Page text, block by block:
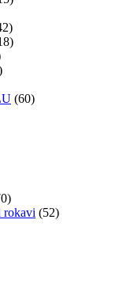
(60)
rokavi (52)